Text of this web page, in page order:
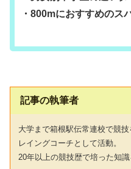
・800mにおすすめのス
記事の執筆者
大学まで箱根駅伝常連校で競
レイングコーチとして活動。
20年以上の競技歴で培った知識